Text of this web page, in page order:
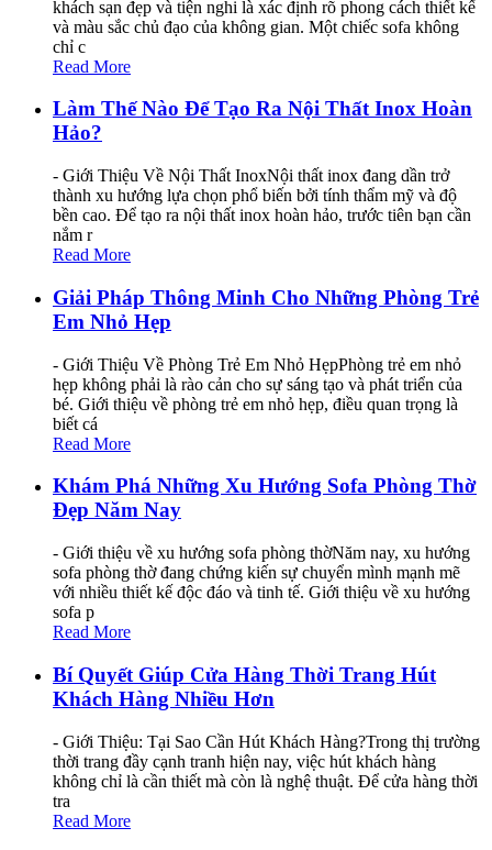
khách sạn đẹp và tiện nghi là xác định rõ phong cách thiết kế
và màu sắc chủ đạo của không gian. Một chiếc sofa không
chỉ c
Read More
Làm Thế Nào Để Tạo Ra Nội Thất Inox Hoàn
Hảo?
- Giới Thiệu Về Nội Thất InoxNội thất inox đang dần trở
thành xu hướng lựa chọn phổ biến bởi tính thẩm mỹ và độ
bền cao. Để tạo ra nội thất inox hoàn hảo, trước tiên bạn cần
nắm r
Read More
Giải Pháp Thông Minh Cho Những Phòng Trẻ
Em Nhỏ Hẹp
- Giới Thiệu Về Phòng Trẻ Em Nhỏ HẹpPhòng trẻ em nhỏ
hẹp không phải là rào cản cho sự sáng tạo và phát triển của
bé. Giới thiệu về phòng trẻ em nhỏ hẹp, điều quan trọng là
biết cá
Read More
Khám Phá Những Xu Hướng Sofa Phòng Thờ
Đẹp Năm Nay
- Giới thiệu về xu hướng sofa phòng thờNăm nay, xu hướng
sofa phòng thờ đang chứng kiến sự chuyển mình mạnh mẽ
với nhiều thiết kế độc đáo và tinh tế. Giới thiệu về xu hướng
sofa p
Read More
Bí Quyết Giúp Cửa Hàng Thời Trang Hút
Khách Hàng Nhiều Hơn
- Giới Thiệu: Tại Sao Cần Hút Khách Hàng?Trong thị trường
thời trang đầy cạnh tranh hiện nay, việc hút khách hàng
không chỉ là cần thiết mà còn là nghệ thuật. Để cửa hàng thời
tra
Read More